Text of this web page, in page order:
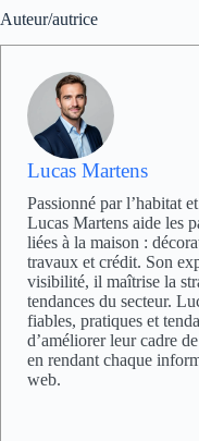
Auteur/autrice
Lucas Martens
Passionné par l’habitat
Lucas Martens aide les
liées à la maison :
travaux et crédit. Son
visibilité, il maîtrise la
tendances du secteur.
fiables, pratiques et
d’améliorer leur cadre
en rendant chaque
web.